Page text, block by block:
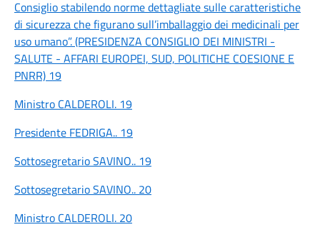
Consiglio stabilendo norme dettagliate sulle caratteristiche
di sicurezza che figurano sull’imballaggio dei medicinali per
uso umano”. (PRESIDENZA CONSIGLIO DEI MINISTRI -
SALUTE - AFFARI EUROPEI, SUD, POLITICHE COESIONE E
PNRR) 19
Ministro CALDEROLI. 19
Presidente FEDRIGA.. 19
Sottosegretario SAVINO.. 19
Sottosegretario SAVINO.. 20
Ministro CALDEROLI. 20